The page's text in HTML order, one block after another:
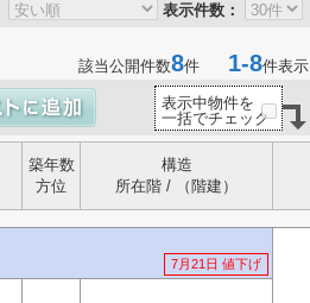
表示件数：
該当公開件数8件 1-8件表示
表示中物件を
一括でチェック
築年数
方位
構造
所在階 / （階建）
7月21日 値下げ